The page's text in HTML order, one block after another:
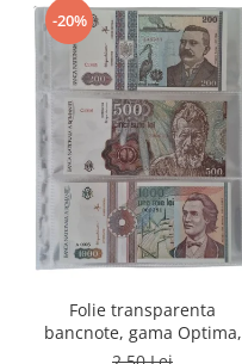
-20%
Folie transparenta
bancnote, gama Optima,
cod SH252, 3